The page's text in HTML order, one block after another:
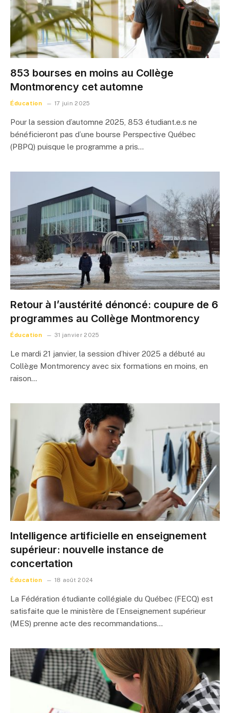
853 bourses en moins au Collège
Montmorency cet automne
Éducation 17 juin 2025
Pour la session d’automne 2025, 853 étudiant.e.s ne
bénéficieront pas d’une bourse Perspective Québec
(PBPQ) puisque le programme a pris…
Retour à l’austérité dénoncé: coupure de 6
programmes au Collège Montmorency
Éducation 31 janvier 2025
Le mardi 21 janvier, la session d’hiver 2025 a débuté au
Collège Montmorency avec six formations en moins, en
raison…
Intelligence artificielle en enseignement
supérieur: nouvelle instance de
concertation
Éducation 18 août 2024
La Fédération étudiante collégiale du Québec (FECQ) est
satisfaite que le ministère de l’Enseignement supérieur
(MES) prenne acte des recommandations…